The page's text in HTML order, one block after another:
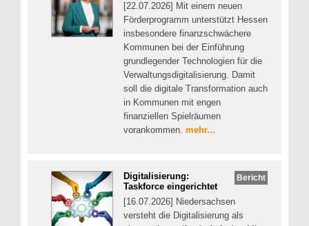
[22.07.2026] Mit einem neuen
Förderprogramm unterstützt Hessen
insbesondere finanzschwächere
Kommunen bei der Einführung
grundlegender Technologien für die
Verwaltungsdigitalisierung. Damit
soll die digitale Transformation auch
in Kommunen mit engen
finanziellen Spielräumen
vorankommen. mehr...
Bericht
Digitalisierung:
Taskforce eingerichtet
[16.07.2026] Niedersachsen
versteht die Digitalisierung als